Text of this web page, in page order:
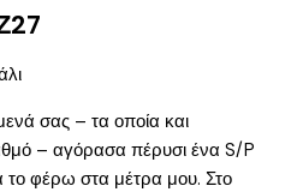
σας – τα οποία και
– αγόρασα πέρυσι ένα S/P
το φέρω στα μέτρα μου. Στο